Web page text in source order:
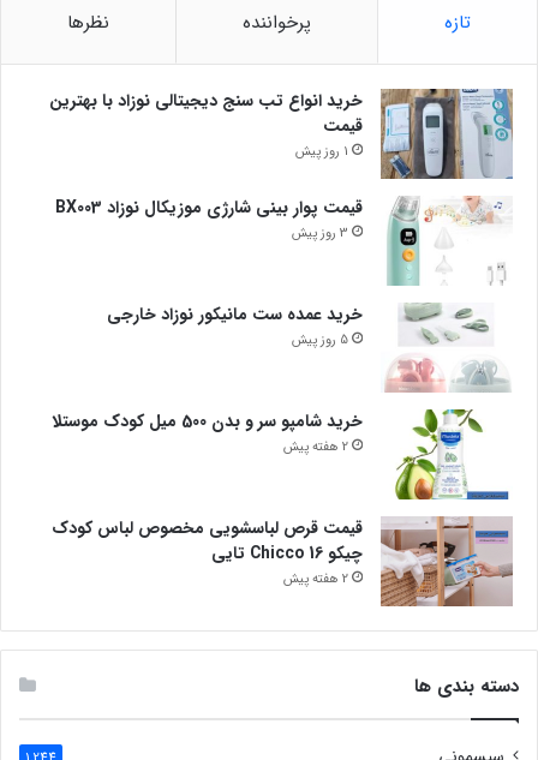
تازه پرخواننده نظرها
خرید انواع تب سنج دیجیتالی نوزاد با بهترین
قیمت
1 روز پیش
قیمت پوار بینی شارژی موزیکال نوزاد BX003
3 روز پیش
خرید عمده ست مانیکور نوزاد خارجی
5 روز پیش
خرید شامپو سر و بدن 500 میل کودک موستلا
2 هفته پیش
قیمت قرص لباسشویی مخصوص لباس کودک
چیکو Chicco 16 تایی
2 هفته پیش
دسته بندی ها